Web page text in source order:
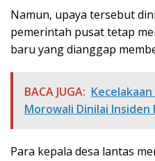
Namun, upaya tersebut
pemerintah pusat tetap
baru yang dianggap
BACA JUGA: Kecelakaan
Morowali Dinilai Insiden
Para kepala desa lantas